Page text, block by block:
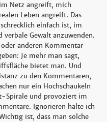
Netz angreift, mich
Leben angreift. Das
einfach ist, im
Gewalt anzuwenden.
anderen Kommentar
Je mehr man sagt,
bietet man. Und
zu den Kommentaren,
nur ein Hochschaukeln
Spirale und provoziert im
Ignorieren halte ich
ist, dass man solche